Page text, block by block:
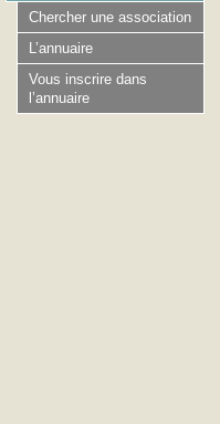
Chercher une association
L’annuaire
Vous inscrire dans
l’annuaire